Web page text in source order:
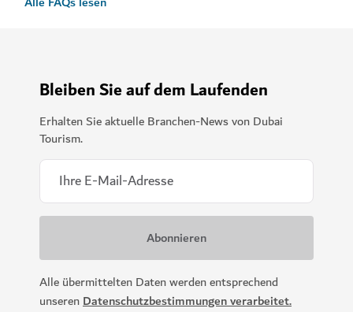
Bleiben Sie auf dem Laufenden
Erhalten Sie aktuelle Branchen-News von Dubai
Tourism.
Alle übermittelten Daten werden entsprechend
unserenDatenschutzbestimmungen verarbeitet.